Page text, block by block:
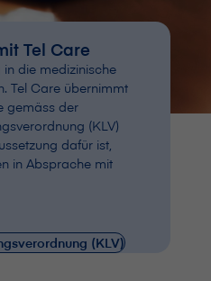
Tel Care
in die medizinische
Tel Care übernimmt
gemäss der
(KLV)
dafür ist,
in Absprache mit
(KLV)